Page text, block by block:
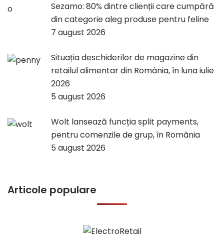
Sezamo: 80% dintre clienții care cumpără
din categorie aleg produse pentru feline
7 august 2026
Situația deschiderilor de magazine din
retailul alimentar din România, în luna iulie
2026
5 august 2026
Wolt lansează funcția split payments,
pentru comenzile de grup, în România
5 august 2026
Articole populare